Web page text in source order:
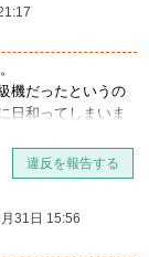
機だったというの
日和ってしまいま
た。
豊富さに組みやす
ヒートシンク等が
違反を報告する
31日 15:56